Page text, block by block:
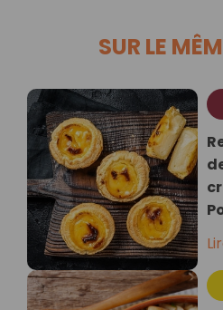
SUR LE